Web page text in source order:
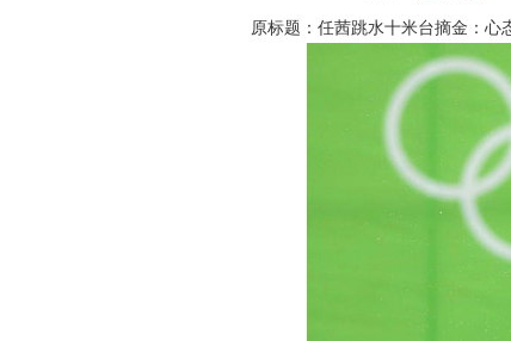
原标题：任茜跳水十米台摘金：心